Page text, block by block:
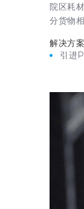
院区耗
分货物
解决方案
引进